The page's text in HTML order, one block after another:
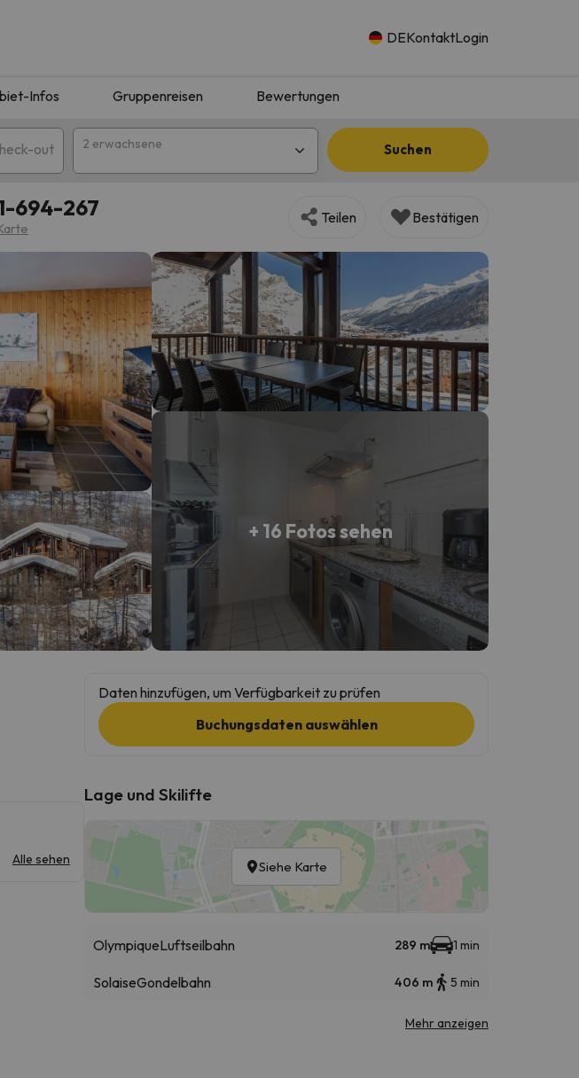
DEKontaktLogin
Infos Gruppenreisen Bewertungen
out 2 erwachsene Suchen
Sie, das Ziel zu ändern.
hat, wird er zurück sein.
694-267 Teilen Bestätigen
+ 16 Fotos sehen
Alle sehen
Daten hinzufügen, um Verfügbarkeit zu prüfen
Buchungsdaten auswählen
Lage und Skilifte
Siehe Karte
OlympiqueLuftseilbahn 289 m 1 min
SolaiseGondelbahn 406 m 5 min
Mehr anzeigen